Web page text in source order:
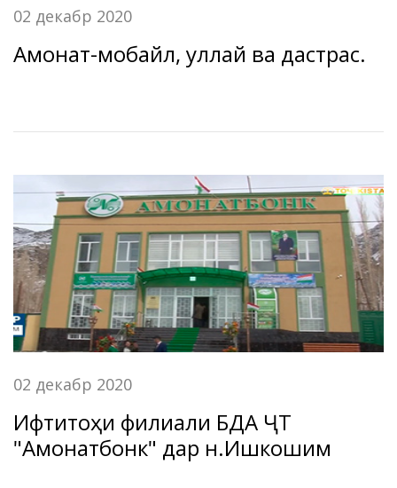
02 декабр 2020
Амонат-мобайл, қуллай ва дастрас.
02 декабр 2020
Ифтитоҳи филиали БДА ҶТ
"Амонатбонк" дар н.Ишкошим